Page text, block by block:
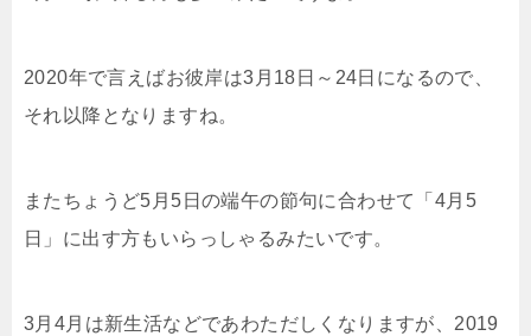
2020年で言えばお彼岸は3月18日～24日になるので、
それ以降となりますね。
またちょうど5月5日の端午の節句に合わせて「4月5
日」に出す方もいらっしゃるみたいです。
3月4月は新生活などであわただしくなりますが、2019